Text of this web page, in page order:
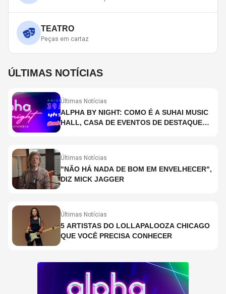
TEATRO
Peças em cartaz
ÚLTIMAS NOTÍCIAS
Últimas Notícias
ALPHA BY NIGHT: COMO É A SUHAI MUSIC
HALL, CASA DE EVENTOS DE DESTAQUE
Últimas Notícias
"NÃO HÁ NADA DE BOM EM ENVELHECER",
DIZ MICK JAGGER
Últimas Notícias
5 ARTISTAS DO LOLLAPALOOZA CHICAGO
QUE VOCÊ PRECISA CONHECER